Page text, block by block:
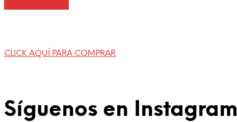
CLICK AQUÍ PARA COMPRAR
Síguenos en Instagram